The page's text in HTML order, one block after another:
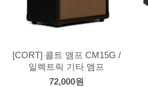
[CORT] 콜트 앰프 CM15G /
일렉트릭 기타 앰프
72,000원